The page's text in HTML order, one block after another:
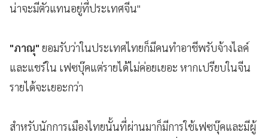
น่าจะมีตัวแทนอยู่ที่ประเทศจีน"
"ภาณุ" ยอมรับว่าในประเทศไทยก็มีคนทำอาชีพรับจ้างไลค์
และแชร์ใน เฟซบุ๊คแต่รายได้ไม่ค่อยเยอะ หากเปรียบในจีน
รายได้จะเยอะกว่า
สำหรับนักการเมืองไทยนั้นที่ผ่านมาก็มีการใช้เฟซบุ๊คและมีผู้